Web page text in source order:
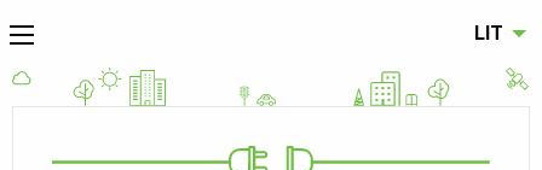
LIT